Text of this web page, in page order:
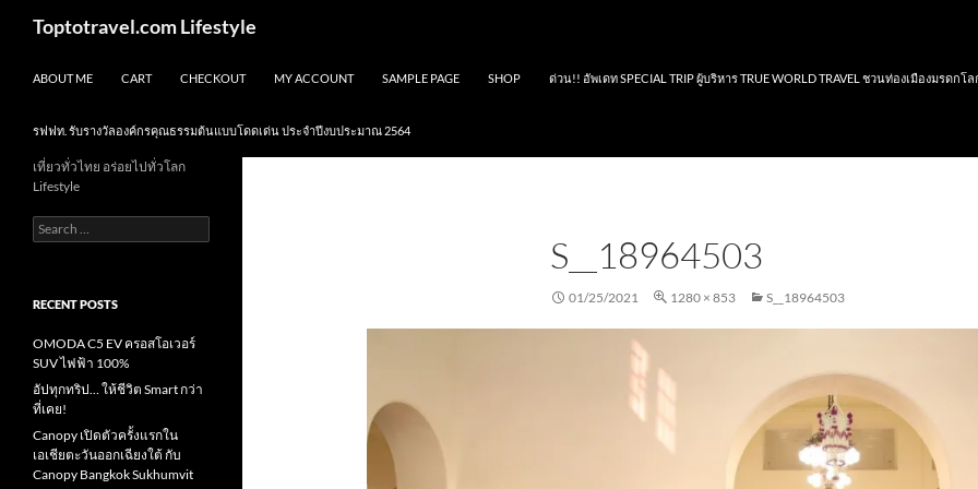
Toptotravel.com Lifestyle
ABOUT ME CART CHECKOUT MY ACCOUNT SAMPLE PAGE SHOP ด่วน!! อัพเดท SPECIAL TRIP ผู้บริหาร TRUE WORLD TRAVEL ชวนท่องเมืองมรดกโล
รฟฟท. รับรางวัลองค์กรคุณธรรมต้นแบบโดดเด่น ประจำปีงบประมาณ 2564
S__18964503
01/25/2021 1280 × 853 S__18964503
เที่ยวทั่วไทย อร่อยไปทั่วโลก
Lifestyle
Search
for:
RECENT POSTS
OMODA C5 EV ครอสโอเวอร์
SUV ไฟฟ้า 100%
อัปทุกทริป… ให้ชีวิต Smart กว่า
ที่เคย!
Canopy เปิดตัวครั้งแรกใน
เอเชียตะวันออกเฉียงใต้ กับ
Canopy Bangkok Sukhumvit